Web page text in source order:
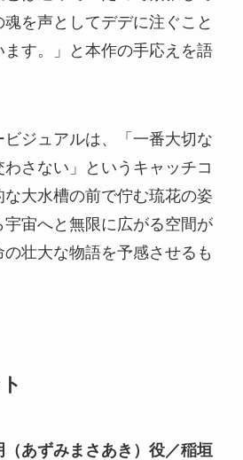
を声としてデデに注ぐこと
す。」と本作の手応えを語
ジュアルは、「一番大切な
さない」というキャッチコ
な大水槽の前で佇む琉花の姿
宙へと無限に広がる空間が
壮大な物語を予感させるも
あずみまさあき）役／稲垣